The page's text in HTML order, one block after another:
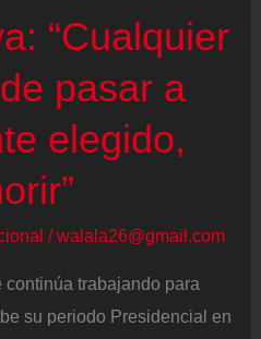
“Cualquier
pasar a
elegido,
/walala26@gmail.com
trabajando para
su periodo Presidencial en